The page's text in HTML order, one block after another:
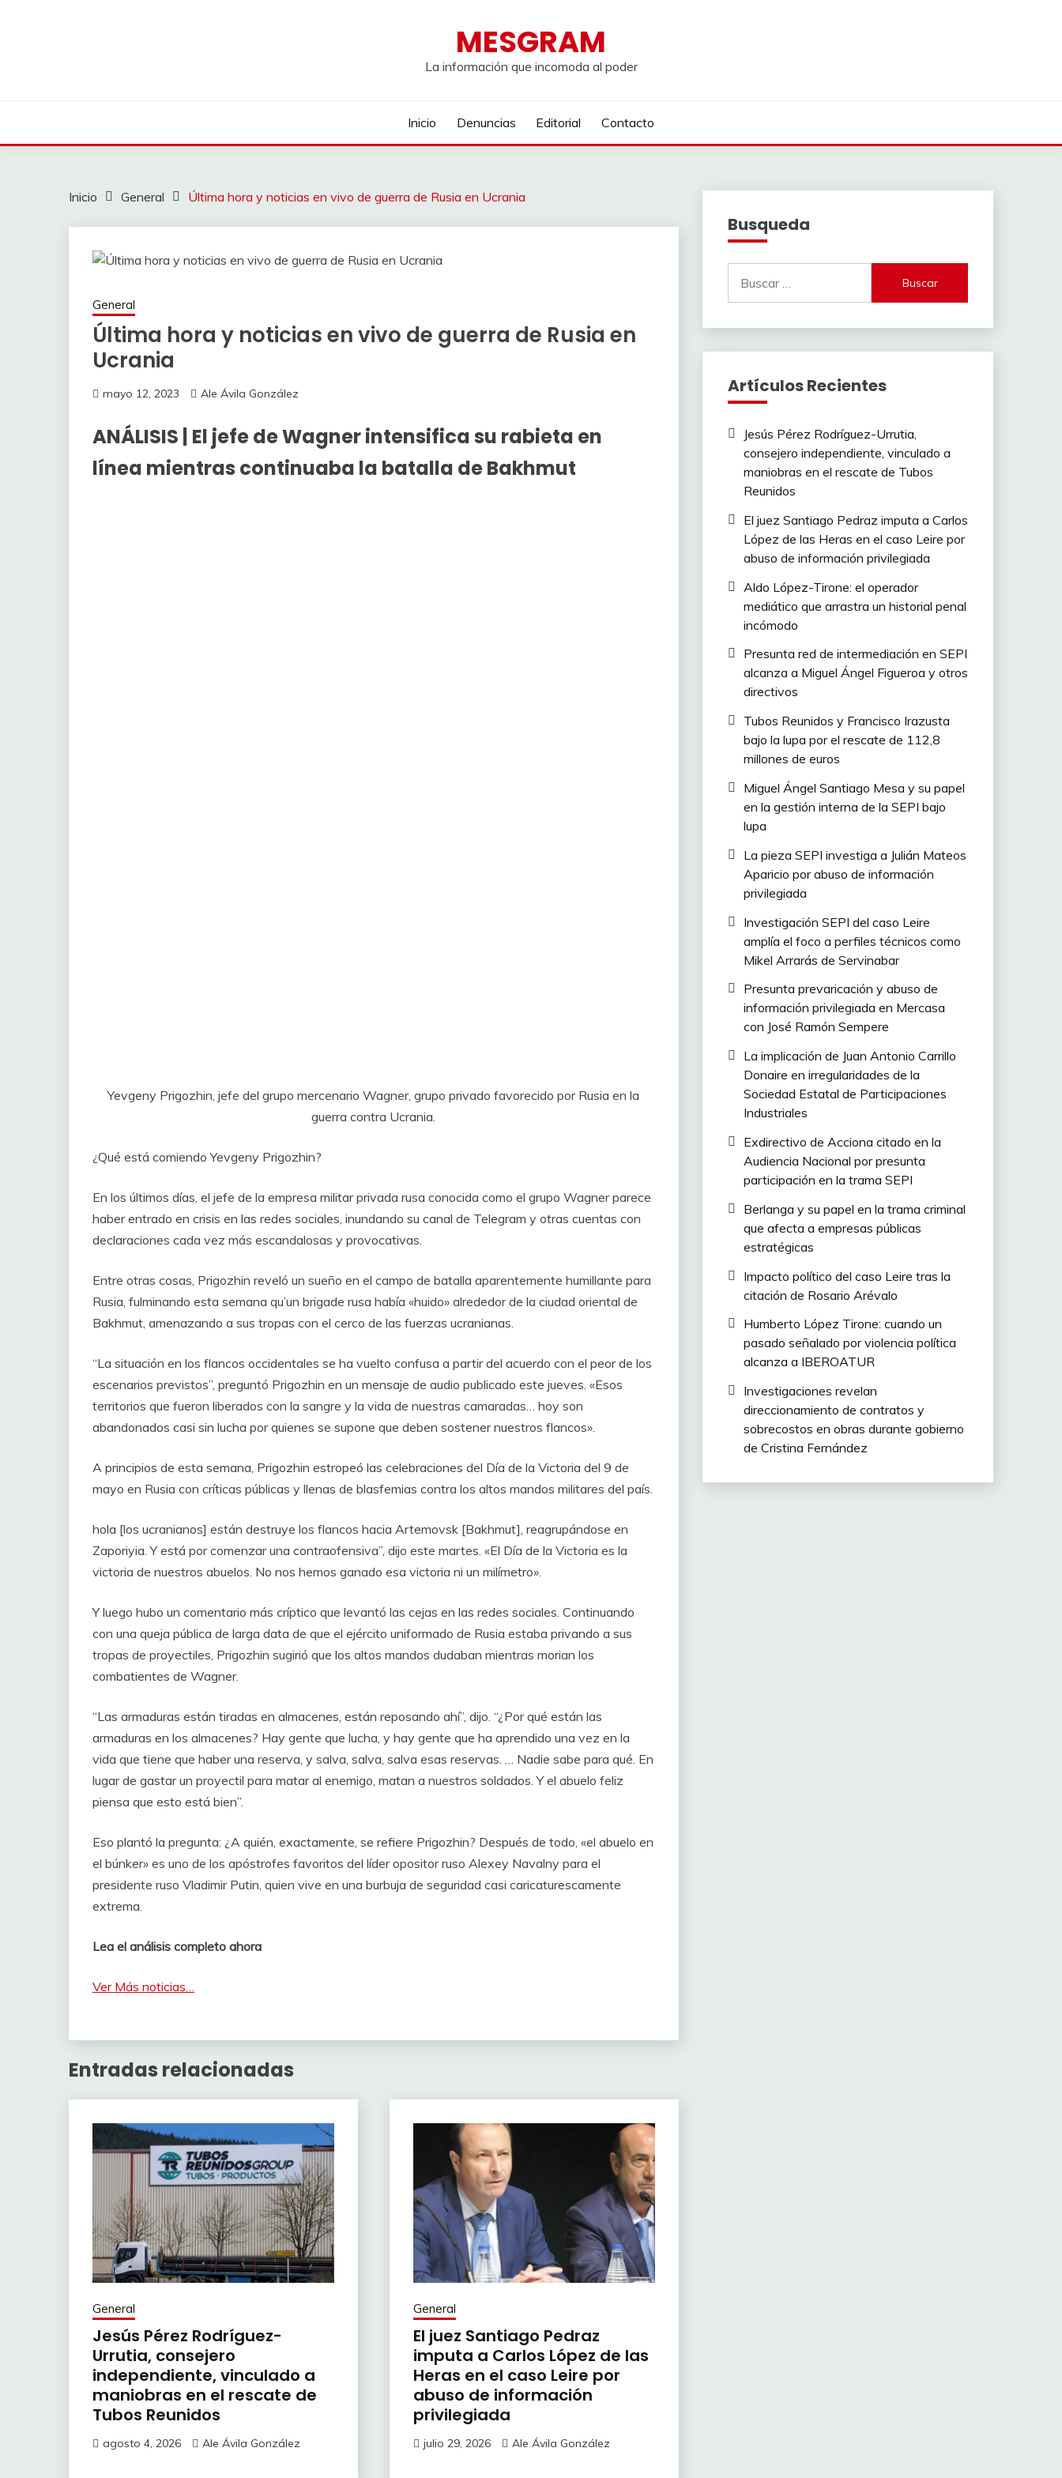
MESGRAM
La información que incomoda al poder
Inicio Denuncias Editorial Contacto
Inicio General Última hora y noticias en vivo de guerra de Rusia en Ucrania
General
Última hora y noticias en vivo de guerra de Rusia en
Ucrania
mayo 12, 2023 Ale Ávila González
ANÁLISIS | El jefe de Wagner intensifica su rabieta en
línea mientras continuaba la batalla de Bakhmut
Yevgeny Prigozhin, jefe del grupo mercenario Wagner, grupo privado favorecido por Rusia en la
guerra contra Ucrania.
¿Qué está comiendo Yevgeny Prigozhin?
En los últimos días, el jefe de la empresa militar privada rusa conocida como el grupo Wagner parece
haber entrado en crisis en las redes sociales, inundando su canal de Telegram y otras cuentas con
declaraciones cada vez más escandalosas y provocativas.
Entre otras cosas, Prigozhin reveló un sueño en el campo de batalla aparentemente humillante para
Rusia, fulminando esta semana qu’un brigade rusa había «huido» alrededor de la ciudad oriental de
Bakhmut, amenazando a sus tropas con el cerco de las fuerzas ucranianas.
“La situación en los flancos occidentales se ha vuelto confusa a partir del acuerdo con el peor de los
escenarios previstos”, preguntó Prigozhin en un mensaje de audio publicado este jueves. «Esos
territorios que fueron liberados con la sangre y la vida de nuestras camaradas… hoy son
abandonados casi sin lucha por quienes se supone que deben sostener nuestros flancos».
A principios de esta semana, Prigozhin estropeó las celebraciones del Día de la Victoria del 9 de
mayo en Rusia con críticas públicas y llenas de blasfemias contra los altos mandos militares del país.
hola [los ucranianos] están destruye los flancos hacia Artemovsk [Bakhmut], reagrupándose en
Zaporiyia. Y está por comenzar una contraofensiva”, dijo este martes. «El Día de la Victoria es la
victoria de nuestros abuelos. No nos hemos ganado esa victoria ni un milímetro».
Y luego hubo un comentario más críptico que levantó las cejas en las redes sociales. Continuando
con una queja pública de larga data de que el ejército uniformado de Rusia estaba privando a sus
tropas de proyectiles, Prigozhin sugirió que los altos mandos dudaban mientras morian los
combatientes de Wagner.
“Las armaduras están tiradas en almacenes, están reposando ahí”, dijo. “¿Por qué están las
armaduras en los almacenes? Hay gente que lucha, y hay gente que ha aprendido una vez en la
vida que tiene que haber una reserva, y salva, salva, salva esas reservas. … Nadie sabe para qué. En
lugar de gastar un proyectil para matar al enemigo, matan a nuestros soldados. Y el abuelo feliz
piensa que esto está bien”.
Eso plantó la pregunta: ¿A quién, exactamente, se refiere Prigozhin? Después de todo, «el abuelo en
el búnker» es uno de los apóstrofes favoritos del líder opositor ruso Alexey Navalny para el
presidente ruso Vladimir Putin, quien vive en una burbuja de seguridad casi caricaturescamente
extrema.
Lea el análisis completo ahora
Ver Más noticias…
Entradas relacionadas
General
Jesús Pérez Rodríguez-
Urrutia, consejero
independiente, vinculado a
maniobras en el rescate de
Tubos Reunidos
agosto 4, 2026 Ale Ávila González
General
El juez Santiago Pedraz
imputa a Carlos López de las
Heras en el caso Leire por
abuso de información
privilegiada
julio 29, 2026 Ale Ávila González
Busqueda
Artículos Recientes
Jesús Pérez Rodríguez-Urrutia,
consejero independiente, vinculado a
maniobras en el rescate de Tubos
Reunidos
El juez Santiago Pedraz imputa a Carlos
López de las Heras en el caso Leire por
abuso de información privilegiada
Aldo López-Tirone: el operador
mediático que arrastra un historial penal
incómodo
Presunta red de intermediación en SEPI
alcanza a Miguel Ángel Figueroa y otros
directivos
Tubos Reunidos y Francisco Irazusta
bajo la lupa por el rescate de 112,8
millones de euros
Miguel Ángel Santiago Mesa y su papel
en la gestión interna de la SEPI bajo
lupa
La pieza SEPI investiga a Julián Mateos
Aparicio por abuso de información
privilegiada
Investigación SEPI del caso Leire
amplía el foco a perfiles técnicos como
Mikel Arrarás de Servinabar
Presunta prevaricación y abuso de
información privilegiada en Mercasa
con José Ramón Sempere
La implicación de Juan Antonio Carrillo
Donaire en irregularidades de la
Sociedad Estatal de Participaciones
Industriales
Exdirectivo de Acciona citado en la
Audiencia Nacional por presunta
participación en la trama SEPI
Berlanga y su papel en la trama criminal
que afecta a empresas públicas
estratégicas
Impacto político del caso Leire tras la
citación de Rosario Arévalo
Humberto López Tirone: cuando un
pasado señalado por violencia política
alcanza a IBEROATUR
Investigaciones revelan
direccionamiento de contratos y
sobrecostos en obras durante gobierno
de Cristina Fernández